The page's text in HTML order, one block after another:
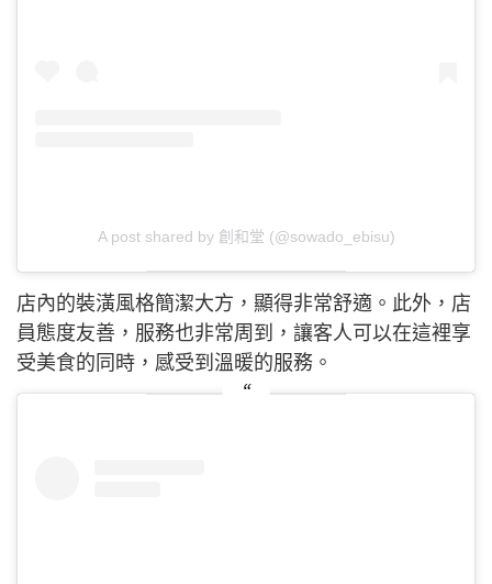
A post shared by 創和堂 (@sowado_ebisu)
店內的裝潢風格簡潔大方，顯得非常舒適。此外，店
員態度友善，服務也非常周到，讓客人可以在這裡享
受美食的同時，感受到溫暖的服務。